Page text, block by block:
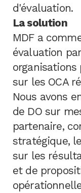
d'évaluation.
La solution
MDF a
évaluation
organisations
sur les OCA
Nous avons
de DO sur
partenaire,
stratégique,
sur les
et de